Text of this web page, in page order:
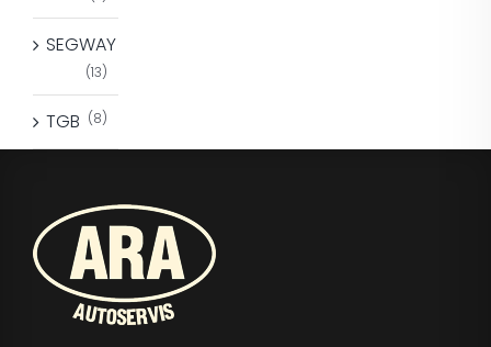
SEGWAY
(13)
TGB (8)